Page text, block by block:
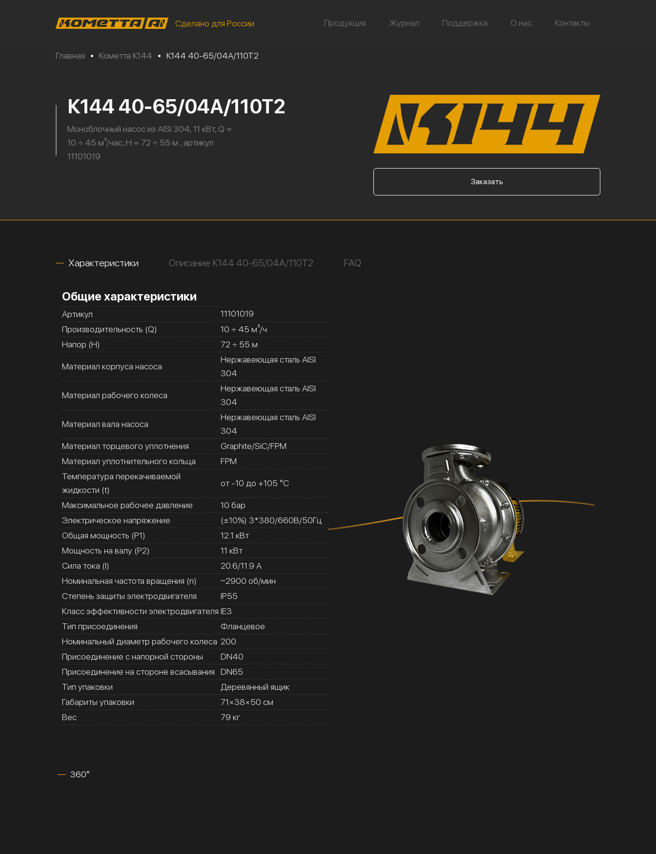
Сделано для России Продукция Журнал Поддержка О нас Контакты
Главная • Кометта К144 • К144 40-65/04А/110Т2
К144 40-65/04А/110Т2
Моноблочный насос из AISI 304, 11 кВт, Q =
10 ÷ 45 м³/час, H = 72 ÷ 55 м., артикул
11101019
Заказать
Характеристики Описание К144 40-65/04А/110Т2 FAQ
Общие характеристики
Артикул
11101019
Производительность (Q)
10 ÷ 45 м³/ч
Напор (H)
72 ÷ 55 м
Материал корпуса насоса
Нержавеющая сталь AISI
304
Материал рабочего колеса
Нержавеющая сталь AISI
304
Материал вала насоса
Нержавеющая сталь AISI
304
Материал торцевого уплотнения
Graphite/SiC/FPM
Материал уплотнительного кольца
FPM
Температура перекачиваемой
жидкости (t)
от -10 до +105 °C
Максимальное рабочее давление
10 бар
Электрическое напряжение
(±10%) 3*380/660В/50Гц
Общая мощность (Р1)
12.1 кВт
Мощность на валу (Р2)
11 кВт
Сила тока (I)
20.6/11.9 A
Номинальная частота вращения (n)
~2900 об/мин
Степень защиты электродвигателя
IP55
Класс эффективности электродвигателя IE3
Тип присоединения
Фланцевое
Номинальный диаметр рабочего колеса 200
Присоединение с напорной стороны
DN40
Присоединение на стороне всасывания
DN65
Тип упаковки
Деревянный ящик
Габариты упаковки
71×38×50 см
Вес
79 кг
360°